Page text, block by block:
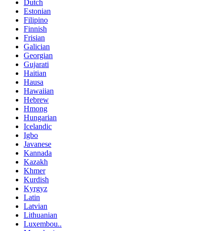
Dutch
Estonian
Filipino
Finnish
Frisian
Galician
Georgian
Gujarati
Haitian
Hausa
Hawaiian
Hebrew
Hmong
Hungarian
Icelandic
Igbo
Javanese
Kannada
Kazakh
Khmer
Kurdish
Kyrgyz
Latin
Latvian
Lithuanian
Luxembou..